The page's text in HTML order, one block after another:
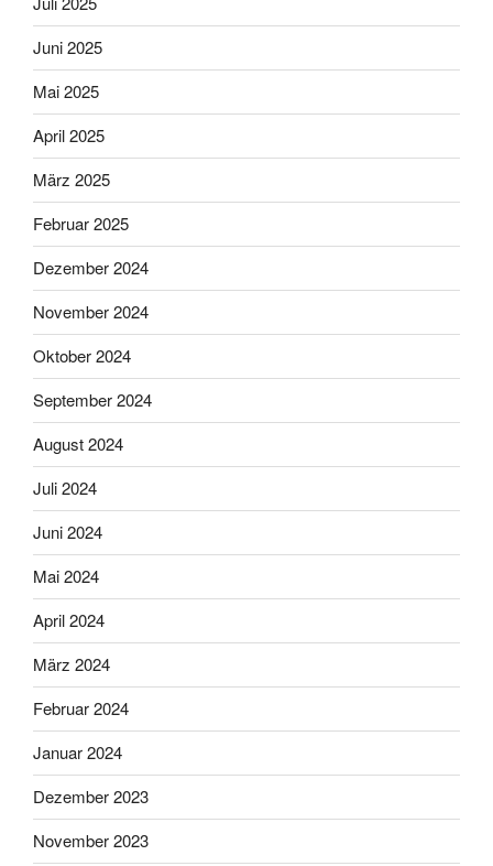
Juni 2025
Mai 2025
April 2025
März 2025
Februar 2025
Dezember 2024
November 2024
Oktober 2024
September 2024
August 2024
Juli 2024
Juni 2024
Mai 2024
April 2024
März 2024
Februar 2024
Januar 2024
Dezember 2023
November 2023